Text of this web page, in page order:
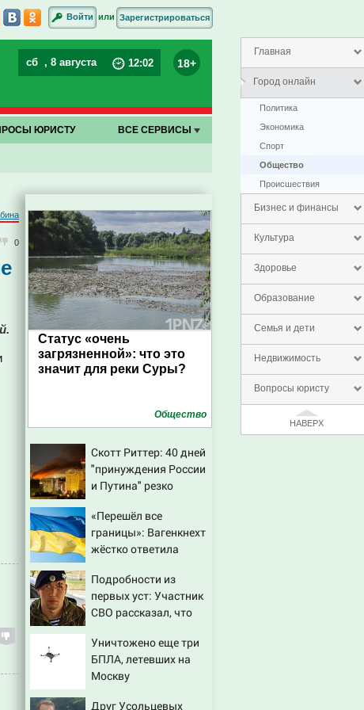
Главная
Город онлайн
Политика
Экономика
Спорт
Общество
Проиcшествия
Бизнес и финансы
Культура
Здоровье
Образование
Семья и дети
Недвижимость
Вопросы юристу
НАВЕРХ
Войти или Зарегистрироваться
сб , 8 августа 12:02 18+
ЮРИСТУ ВСЕ СЕРВИСЫ
0
Статус «очень
загрязненной»: что это
значит для реки Суры?
Общество
Скотт Риттер: 40 дней
"принуждения России
и Путина" резко
режима Зеленского
«Перешёл все
границы»: Вагенкнехт
жёстко ответила
Подробности из
первых уст: Участник
СВО рассказал, что
медведем
Уничтожено еще три
БПЛА, летевших на
Москву
Друг Усольцевых